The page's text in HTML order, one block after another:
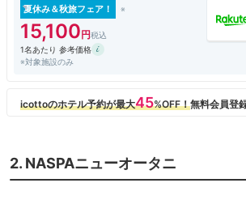
ドーミーインのように露天風呂のそばに外気浴がで
でした。
夕食は、地元の新鮮な食材を使った会席料理。見た
の料理に丁寧な仕事を感じます。特に、新潟産のコ
あり料理とともに楽しめました。
夏休み＆秋旅フェア！
15,100
1名あたり 参考価格
※対象施設のみ
2. NASPAニューオータニ